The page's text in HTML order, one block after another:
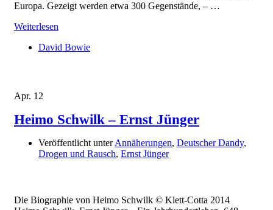
Europa. Gezeigt werden etwa 300 Gegenstände, – …
Weiterlesen
David Bowie
Apr. 12
Heimo Schwilk – Ernst Jünger
Veröffentlicht unterAnnäherungen, Deutscher Dandy,
Drogen und Rausch, Ernst Jünger
Die Biographie von Heimo Schwilk © Klett-Cotta 2014